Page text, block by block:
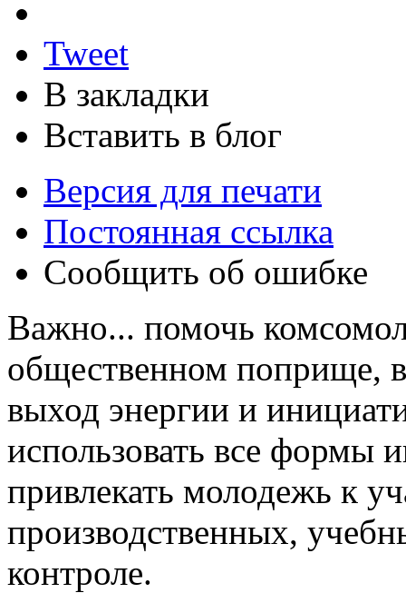
Tweet
В закладки
Вставить в блог
Версия для печати
Постоянная ссылка
Сообщить об ошибке
Важно... помочь
общественном поприще,
выход энергии и
использовать все формы
привлекать молодежь к
производственных,
контроле.